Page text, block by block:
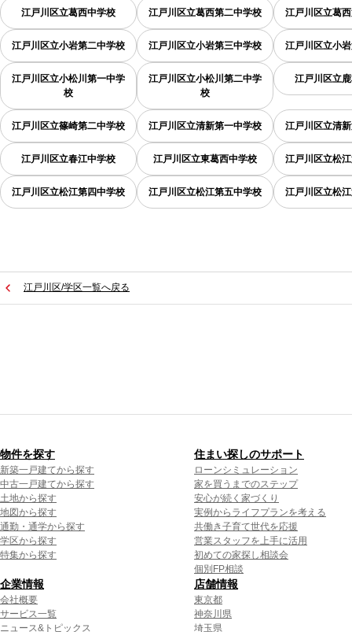
江戸川区立葛西中学校 江戸川区立葛西第二中学校 江戸川区立葛
江戸川区立小岩第二中学校 江戸川区立小岩第三中学校 江戸川区立小
江戸川区立小松川第一中学
校
江戸川区立小松川第二中学
校
江戸川区立
江戸川区立篠崎第二中学校 江戸川区立清新第一中学校 江戸川区立清
江戸川区立春江中学校 江戸川区立東葛西中学校 江戸川区立松
江戸川区立松江第四中学校 江戸川区立松江第五中学校 江戸川区立松
江戸川区/学区一覧へ戻る
物件を探す
新築一戸建てから探す
中古一戸建てから探す
土地から探す
地図から探す
通勤・通学から探す
学区から探す
特集から探す
住まい探しのサポート
ローンシミュレーション
家を買うまでのステップ
安心が続く家づくり
実例からライフプランを考える
共働き子育て世代を応援
営業スタッフを上手に活用
初めての家探し相談会
個別FP相談
企業情報
会社概要
サービス一覧
ニュース&トピックス
店舗情報
東京都
神奈川県
埼玉県